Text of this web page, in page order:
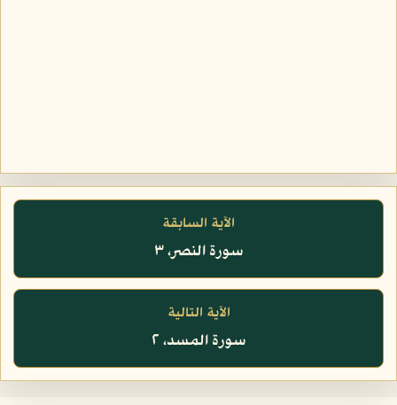
الآية السابقة
سورة النصر، ٣
الآية التالية
سورة المسد، ٢